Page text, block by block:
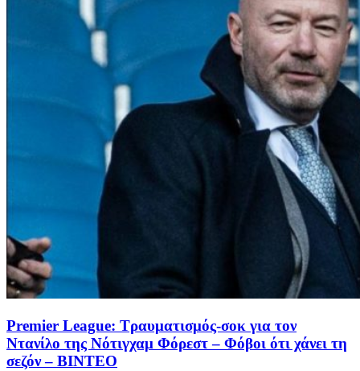
Premier League: Τραυματισμός-σοκ για τον
Ντανίλο της Νότιγχαμ Φόρεστ – Φόβοι ότι χάνει τη
σεζόν – ΒΙΝΤΕΟ